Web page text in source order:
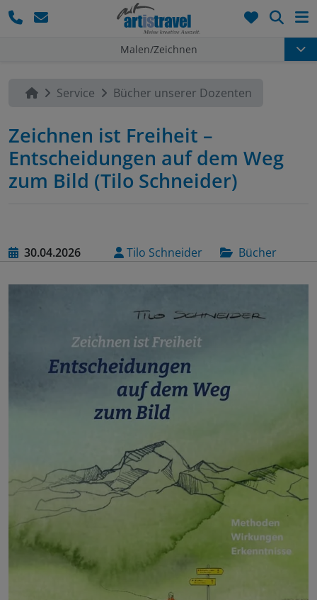
Malen/Zeichnen
Service Bücher unserer Dozenten
Zeichnen ist Freiheit –
Entscheidungen auf dem Weg
zum Bild (Tilo Schneider)
30.04.2026 Tilo Schneider Bücher